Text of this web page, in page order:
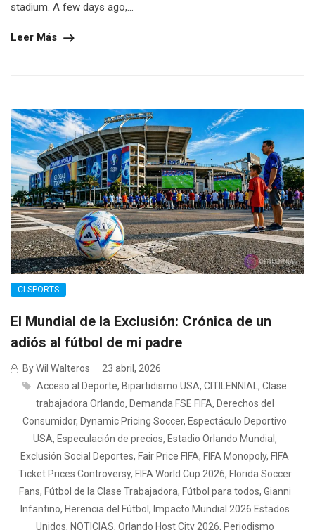
stadium. A few days ago,...
Leer Más
CI SPORTS
El Mundial de la Exclusión: Crónica de un
adiós al fútbol de mi padre
By Wil Walteros
23 abril, 2026
Acceso al Deporte, Bipartidismo USA, CITILENNIAL, Clase
trabajadora Orlando, Demanda FSE FIFA, Derechos del
Consumidor, Dynamic Pricing Soccer, Espectáculo Deportivo
USA, Especulación de precios, Estadio Orlando Mundial,
Exclusión Social Deportes, Fair Price FIFA, FIFA Monopoly, FIFA
Ticket Prices Controversy, FIFA World Cup 2026, Florida Soccer
Fans, Fútbol de la Clase Trabajadora, Fútbol para todos, Gianni
Infantino, Herencia del Fútbol , Impacto Mundial 2026 Estados
Unidos, NOTICIAS, Orlando Host City 2026, Periodismo